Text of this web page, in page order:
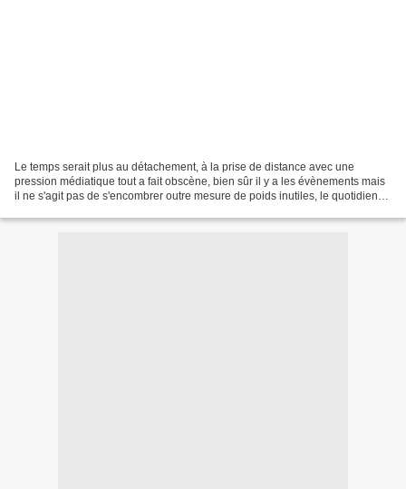
Le temps serait plus au détachement, à la prise de distance avec une
pression médiatique tout a fait obscène, bien sûr il y a les évènements mais
il ne s'agit pas de s'encombrer outre mesure de poids inutiles, le quotidien